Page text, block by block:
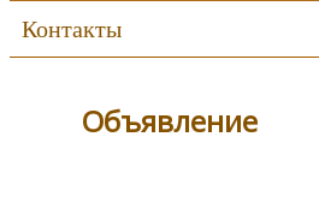
Контакты
Объявление